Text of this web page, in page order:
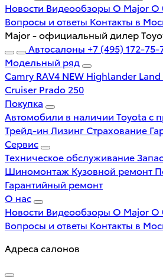
Новости Видеообзоры О Major О
Вопросы и ответы Контакты в
Major - официальный дилер
Автосалоны +7 (495) 172-75-
Модельный ряд
Camry RAV4 NEW Highlander
Cruiser Prado 250
Покупка
Автомобили в наличии Toyota с
Трейд-ин Лизинг Страхование
Сервис
Техническое обслуживание
Шиномонтаж Кузовной ремонт
Гарантийный ремонт
О нас
Новости Видеообзоры О Major О
Вопросы и ответы Контакты в
Адреса салонов